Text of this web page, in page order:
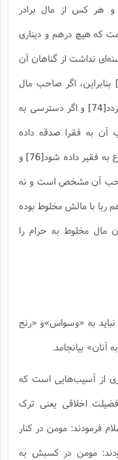
هر کس از مال برادر
که هیچ درهم و دیناری
نداشت از گناهان آن
بنابراین، اگر صاحب مال
[74]
و اگر دسترسی به
به فقرا صدقه داده
فقیر داده شود[76]
و
آن مشخص است و نه
ربا با مالش مخلوط بوده
مخلوط به حرام را
نباید به «وسواس»و «رنج
بیانجامد.
از آسیب‌هایی است که
اخلاقی یعنی ترک
فرمودند: مومن در کنار
مومن در کسبش به